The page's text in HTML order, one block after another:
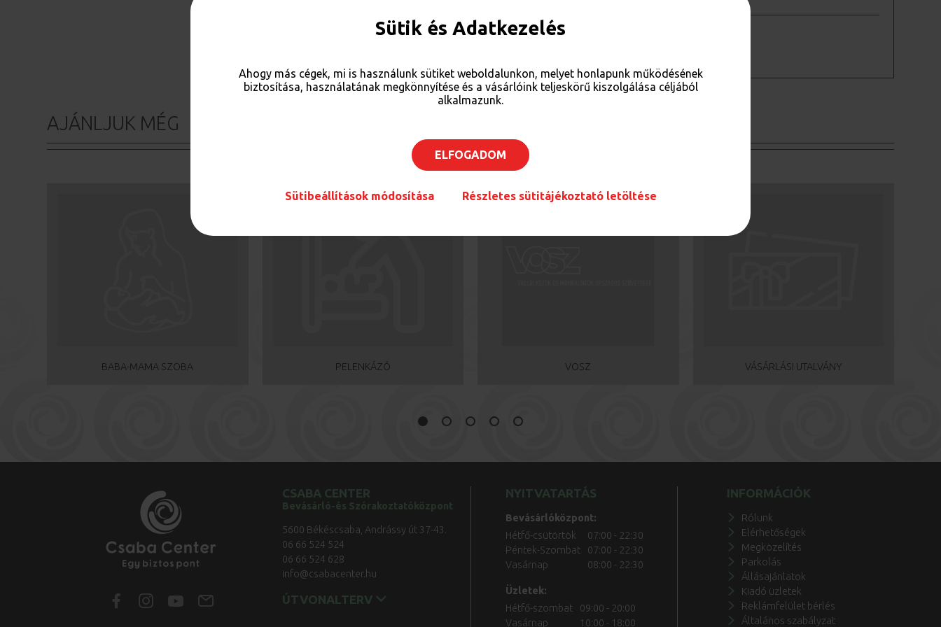
AJÁNLJUK MÉG
BABA-MAMA SZOBA PELENKÁZÓ
ÚJ SZOLGÁLTATÓ
VOSZ VÁSÁRLÁSI UTALVÁNY
CSABA CENTER
Bevásárló-és Szórakoztatóközpont
5600 Békéscsaba, Andrássy út 37-43.
06 66 524 524
06 66 524 628
info@csabacenter.hu
ÚTVONALTERV
NYITVATARTÁS
Bevásárlóközpont:
Hétfő-csütörtök
07:00 - 22:30
Péntek-Szombat
07:00 - 22:30
Vasárnap
08:00 - 22:30
Üzletek:
Hétfő-szombat
09:00 - 20:00
Vasárnap
10:00 - 18:00
INFORMÁCIÓK
Rólunk
Elérhetőségek
Megközelítés
Parkolás
Állásajánlatok
Kiadó üzletek
Reklámfelület bérlés
Általános szabályzat
Sütik és Adatkezelés
Ahogy más cégek, mi is használunk sütiket weboldalunkon, melyet honlapunk működésének
biztosítása, használatának megkönnyítése és a vásárlóink teljeskörű kiszolgálása céljából
alkalmazunk.
ELFOGADOM
Sütibeállítások módosítása Részletes sütitájékoztató letöltése